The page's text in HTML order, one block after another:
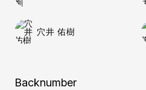
穴井 佑樹
Backnumber